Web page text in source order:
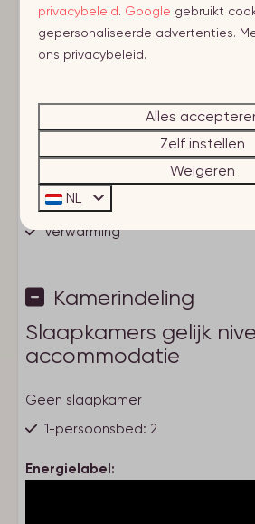
Plaats
Zoutelande
< 1 km van het centrum
< 500 meter tot het strand
Voorzieningen
Verwarming
Rookmelder
Wifi
Centrale ligging
Fietsenstalling
Wasmachine en/of droger
Soort verblijf
Toon meer ↓
Kamerindeling
Slaapkamers gelijk
accommodatie
Geen slaapkamer
1-persoonsbed: 2
Energielabel:
privacybeleid. Google gebruikt
gepersonaliseerde advertenties.
ons privacybeleid.
Alles
Zelf instellen
Weigeren
NL